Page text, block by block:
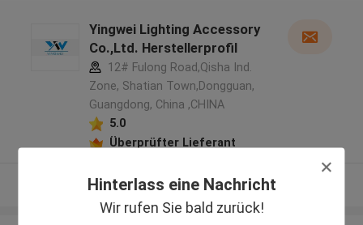
Hinterlass eine Nachricht
Wir rufen Sie bald zurück!
Yingwei Lighting Accessory
Co.,Ltd. Herstellerprofil
12# Fulong Road,Qisha Ind.
Zone, Shatian Town,Dongguan,
Guangdong, China ,CHINA
5.0
Überprüfter Lieferant
Sehen Sie mehr an